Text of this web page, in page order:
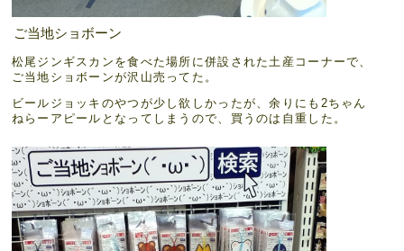
ご当地ショボーン
松尾ジンギスカンを食べた場所に併設された土産コーナーで、
ご当地ショボーンが沢山売ってた。
ビールジョッキのやつが少し欲しかったが、余りにも2ちゃん
ねらーアピールとなってしまうので、買うのは自重した。